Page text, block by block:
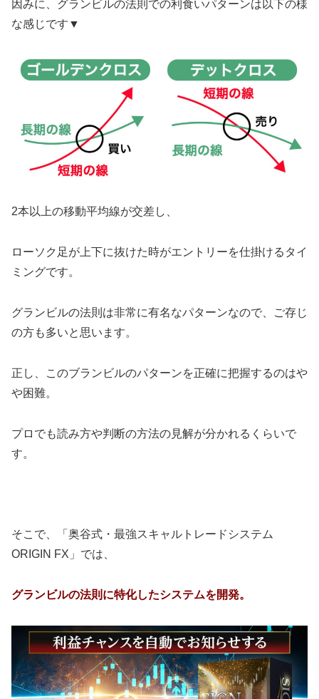
因みに、グランビルの法則での利食いパターンは以下の様
な感じです▼
2本以上の移動平均線が交差し、
ローソク足が上下に抜けた時がエントリーを仕掛けるタイ
ミングです。
グランビルの法則は非常に有名なパターンなので、ご存じ
の方も多いと思います。
正し、このブランビルのパターンを正確に把握するのはや
や困難。
プロでも読み方や判断の方法の見解が分かれるくらいで
す。
そこで、「奥谷式・最強スキャルトレードシステム
ORIGIN FX」では、
グランビルの法則に特化したシステムを開発。